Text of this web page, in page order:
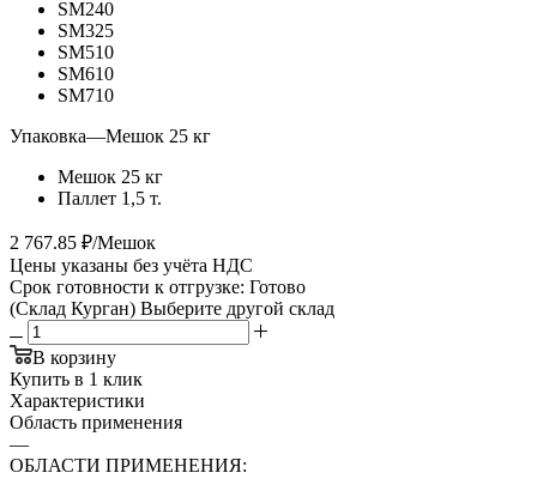
SM240
SM325
SM510
SM610
SM710
Упаковка—Мешок 25 кг
Мешок 25 кг
Паллет 1,5 т.
2 767.85 ₽/Мешок
Цены указаны без учёта НДС
Срок готовности к отгрузке: Готово
(Склад Курган) Выберите другой склад
В корзину
Купить в 1 клик
Характеристики
Область применения
—
ОБЛАСТИ ПРИМЕНЕНИЯ: